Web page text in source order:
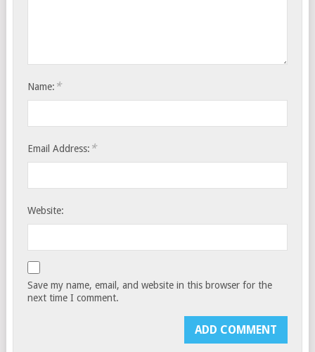
Name: *
Email Address: *
Website:
Save my name, email, and website in this browser for the
next time I comment.